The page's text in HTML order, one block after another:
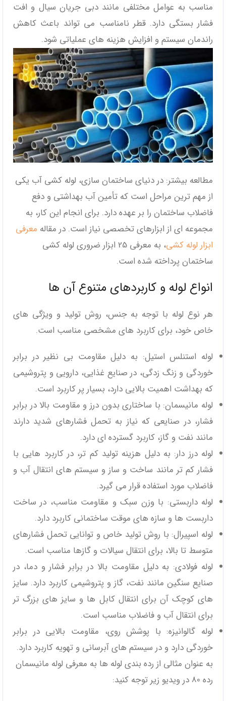
مناسب به عوامل مختلفی مانند دبی جریان سیال و افت
فشار بستگی دارد. قطر نامناسب می‌ تواند باعث کاهش
راندمان سیستم و افزایش هزینه‌ های عملیاتی شود.
مطالعه بیشتر: در دنیای ساختمان‌ سازی، لوله کشی آب یکی
از مهم ‌ترین مراحل است که تأمین آب بهداشتی و دفع
فاضلاب ساختمان را بر عهده دارد. برای انجام این کار، به
مجموعه ‌ای از ابزارهای تخصصی نیاز است. در مقاله معرفی
ابزار لوله کشی
، به معرفی 25 ابزار ضروری لوله کشی
ساختمان پرداخته شده است.
انواع لوله و کاربردهای متنوع آن‌ ها
هر نوع لوله با توجه به جنس، روش تولید و ویژگی‌ های
خاص خود، برای کاربرد های مشخصی مناسب است.
لوله استنلس استیل: به دلیل مقاومت بی‌ نظیر در برابر
خوردگی و زنگ ‌زدگی، در صنایع غذایی، دارویی و پتروشیمی
که بهداشت اهمیت بالایی دارد، بسیار پر کاربرد است.
لوله مانیسمان: با ساختاری بدون درز و مقاومت بالا در برابر
فشار، در صنایعی که نیاز به تحمل فشارهای شدید دارند
مانند نفت و گاز، کاربرد گسترده ‌ای دارد.
لوله درز دار: به دلیل هزینه تولید کم تر، در کاربرد هایی با
فشار کم تر مانند ساخت و ساز و سیستم‌ های انتقال آب و
فاضلاب مورد استفاده قرار می‌ گیرد.
لوله داربستی: با وزن سبک و مقاومت مناسب، در ساخت
داربست‌ ها و سازه‌ های موقت ساختمانی کاربرد دارد.
لوله اسپیرال: با روش تولید خاص و توانایی تحمل فشارهای
متوسط تا بالا، برای انتقال سیالات و گازها مناسب است.
لوله فولادی: به دلیل مقاومت بالا در برابر فشار و دما، در
صنایع سنگین مانند نفت، گاز و پتروشیمی کاربرد دارد. سایز
های کوچک آن برای انتقال کابل‌ ها و سایز های بزرگ ‌تر
برای انتقال آب و فاضلاب مناسب است.
لوله گالوانیزه: با پوشش روی، مقاومت بالایی در برابر
خوردگی دارد و در سیستم ‌های آبرسانی و تهویه کاربرد دارد.
به عنوان مثالی از رده بندی لوله ها به معرفی لوله مانیسمان
رده 80 در ویدیو زیر توجه کنید: